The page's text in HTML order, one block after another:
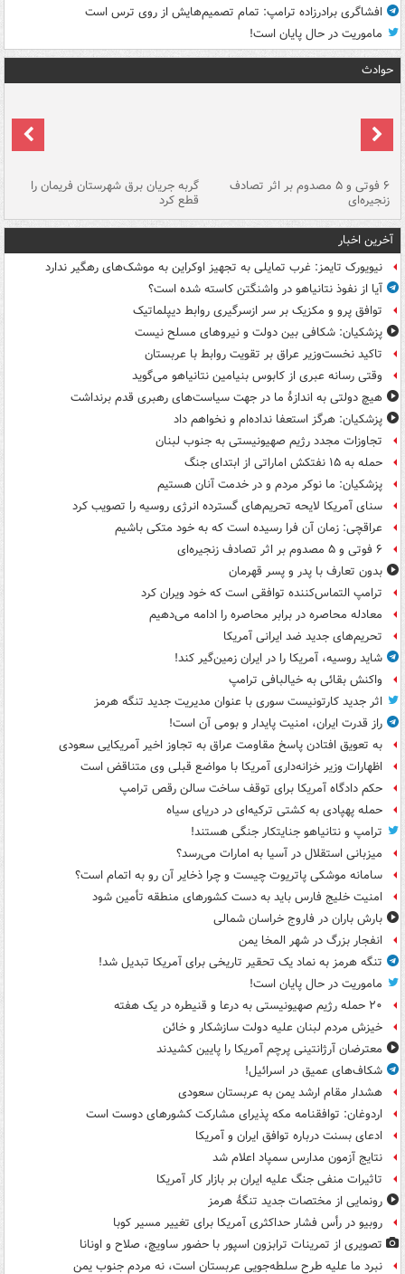
افشاگری برادرزاده ترامپ: تمام تصمیم‌هایش از روی ترس است
ماموریت در حال پایان است!
حوادث
۶ فوتی و ۵ مصدوم بر اثر تصادف
زنجیره‌ای
گربه جریان برق شهرستان فریمان را
قطع کرد
آخرین اخبار
نیویورک تایمز: غرب تمایلی به تجهیز اوکراین به موشک‌های رهگیر ندارد
آیا از نفوذ نتانیاهو در واشنگتن کاسته شده است؟
توافق پرو و مکزیک بر سر ازسرگیری روابط دیپلماتیک
پزشکیان: شکافی بین دولت و نیروهای مسلح نیست
تاکید نخست‌وزیر عراق بر تقویت روابط با عربستان
وقتی رسانه عبری از کابوس بنیامین نتانیاهو می‌گوید
هیچ دولتی به اندازۀ ما در جهت سیاست‌های رهبری قدم برنداشت
پزشکیان: هرگز استعفا نداده‌ام و نخواهم داد
تجاوزات مجدد رژیم صهیونیستی به جنوب لبنان
حمله به ۱۵ نفتکش‌ اماراتی از ابتدای جنگ
پزشکیان: ما نوکر مردم و در خدمت آنان هستیم
سنای آمریکا لایحه تحریم‌های گسترده انرژی روسیه را تصویب کرد
عراقچی: زمان آن فرا رسیده است که به خود متکی باشیم
۶ فوتی و ۵ مصدوم بر اثر تصادف زنجیره‌ای
بدون تعارف با پدر و پسر قهرمان
ترامپ التماس‌کننده توافقی است که خود ویران کرد
معادله محاصره در برابر محاصره را ادامه می‌دهیم
تحریم‌های جدید ضد ایرانی آمریکا
شاید روسیه، آمریکا را در ایران زمین‌گیر کند!
واکنش بقائی به خیالبافی ترامپ
اثر جدید کارتونیست سوری با عنوان مدیریت جدید تنگه هرمز
راز قدرت ایران، امنیت پایدار و بومی آن است!
به تعویق افتادن پاسخ مقاومت عراق به تجاوز اخیر آمریکایی سعودی
اظهارات وزیر خزانه‌داری آمریکا با مواضع قبلی وی متناقض است
حکم دادگاه آمریکا برای توقف ساخت سالن رقص ترامپ
حمله پهپادی به کشتی ترکیه‌ای در دریای سیاه
ترامپ و نتانیاهو جنایتکار جنگی هستند!
میزبانی استقلال در آسیا به امارات می‌رسد؟
سامانه موشکی پاتریوت چیست و چرا ذخایر آن رو به اتمام است؟
امنیت خلیج فارس باید به دست کشورهای منطقه تأمین شود
بارش باران در فاروج خراسان شمالی
انفجار بزرگ در شهر المخا یمن
تنگه هرمز به نماد یک تحقیر تاریخی برای آمریکا تبدیل شد!
ماموریت در حال پایان است!
۲۰ حمله رژیم صهیونیستی به درعا و قنیطره در یک هفته
خیزش مردم لبنان علیه دولت سازشکار و خائن
معترضان آرژانتینی پرچم آمریکا را پایین کشیدند
شکاف‌های عمیق در اسرائیل!
هشدار مقام ارشد یمن به عربستان سعودی
اردوغان: توافقنامه مکه پذیرای مشارکت کشورهای دوست است
ادعای بسنت درباره توافق ایران و آمریکا
نتایج آزمون مدارس سمپاد اعلام شد
تاثیرات منفی جنگ علیه ایران بر بازار کار آمریکا
رونمایی از مختصات جدید تنگۀ هرمز
روبیو در رأس فشار حداکثری آمریکا برای تغییر مسیر کوبا
تصویری از تمرینات ترابزون اسپور با حضور ساویچ، صلاح و اونانا
نبرد ما علیه طرح سلطه‌جویی عربستان است، نه مردم جنوب یمن